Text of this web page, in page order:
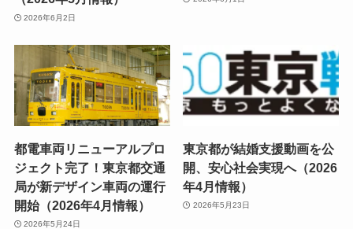
2026年6月2日
都電車両リニューアルプロ
ジェクト完了！東京都交通
局が新デザイン車両の運行
開始（2026年4月情報）
2026年5月24日
東京都が結婚支援動画を公
開、安心社会実現へ（2026
年4月情報）
2026年5月23日